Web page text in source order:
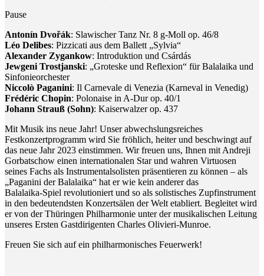
Pause
Antonín Dvořák: Slawischer Tanz Nr. 8 g-Moll op. 46/8
Léo Delibes: Pizzicati aus dem Ballett „Sylvia“
Alexander Zygankow: Introduktion und Csárdás
Jewgeni Trostjanski: „Groteske und Reflexion“ für Balalaika und
Sinfonieorchester
Niccolò Paganini: Il Carnevale di Venezia (Karneval in Venedig)
Frédéric Chopin: Polonaise in A-Dur op. 40/1
Johann Strauß (Sohn): Kaiserwalzer op. 437
Mit Musik ins neue Jahr! Unser abwechslungsreiches
Festkonzertprogramm wird Sie fröhlich, heiter und beschwingt auf
das neue Jahr 2023 einstimmen. Wir freuen uns, Ihnen mit Andreji
Gorbatschow einen internationalen Star und wahren Virtuosen
seines Fachs als Instrumentalsolisten präsentieren zu können – als
„Paganini der Balalaika“ hat er wie kein anderer das
Balalaika-Spiel revolutioniert und so als solistisches Zupfinstrument
in den bedeutendsten Konzertsälen der Welt etabliert. Begleitet wird
er von der Thüringen Philharmonie unter der musikalischen Leitung
unseres Ersten Gastdirigenten Charles Olivieri-Munroe.
Freuen Sie sich auf ein philharmonisches Feuerwerk!